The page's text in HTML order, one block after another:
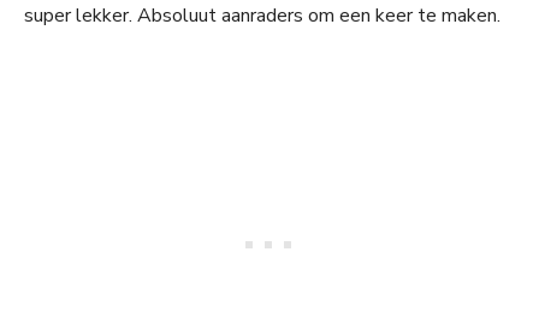
super lekker. Absoluut aanraders om een keer te maken.